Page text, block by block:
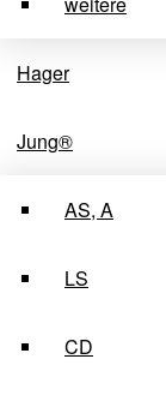
Hager
Jung®
AS, A
LS
CD